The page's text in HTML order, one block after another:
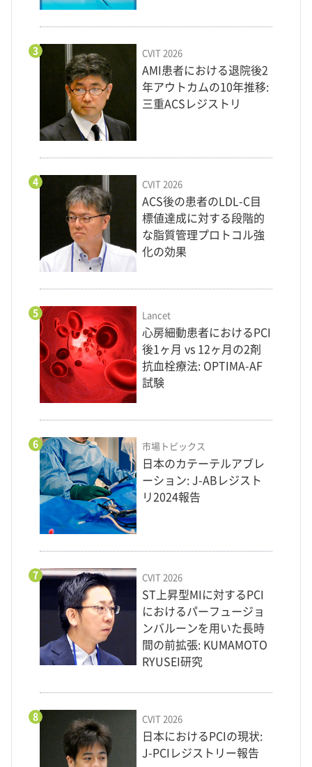
3 CVIT 2026
AMI患者における退院後2
年アウトカムの10年推移:
三重ACSレジストリ
4 CVIT 2026
ACS後の患者のLDL-C目
標値達成に対する段階的
な脂質管理プロトコル強
化の効果
5 Lancet
心房細動患者におけるPCI
後1ヶ月 vs 12ヶ月の2剤
抗血栓療法: OPTIMA-AF
試験
6 市場トピックス
日本のカテーテルアブレ
ーション: J-ABレジスト
リ2024報告
7 CVIT 2026
ST上昇型MIに対するPCI
におけるパーフュージョ
ンバルーンを用いた長時
間の前拡張: KUMAMOTO
RYUSEI研究
8 CVIT 2026
日本におけるPCIの現状:
J-PCIレジストリー報告